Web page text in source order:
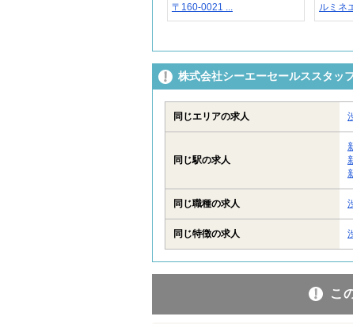
〒160-0021 ...
ルミネ
株式会社シーエーセールススタッ
同じエリアの求人
同じ駅の求人
同じ職種の求人
同じ特徴の求人
こ